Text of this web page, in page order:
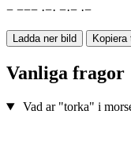
− −−− ·−· −·− ·−
Ladda ner bild
Vanliga fragor
Vad ar "torka" i